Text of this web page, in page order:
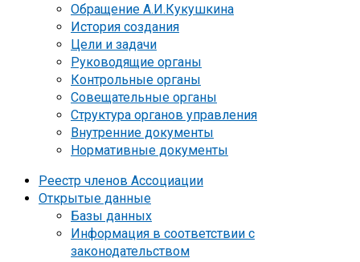
Обращение А.И.Кукушкина
История создания
Цели и задачи
Руководящие органы
Контрольные органы
Совещательные органы
Структура органов управления
Внутренние документы
Нормативные документы
Реестр членов Ассоциации
Открытые данные
Базы данных
Информация в соответствии с
законодательством